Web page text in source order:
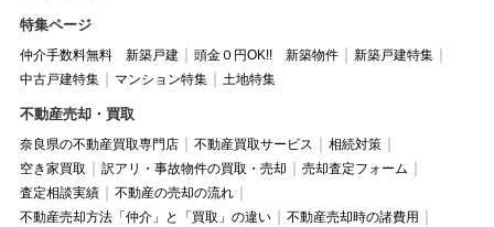
特集ページ
仲介手数料無料 新築戸建 頭金０円OK!! 新築物件
新築戸建特集
中古戸建特集
マンション特集 土地特集
不動産売却・買取
奈良県の不動産買取専門店 不動産買取サービス
相続対策
空き家買取
訳アリ・事故物件の買取・売却
売却査定フォーム
査定相談実績
不動産の売却の流れ
不動産売却方法「仲介」と「買取」の違い
不動産売却時の諸費用